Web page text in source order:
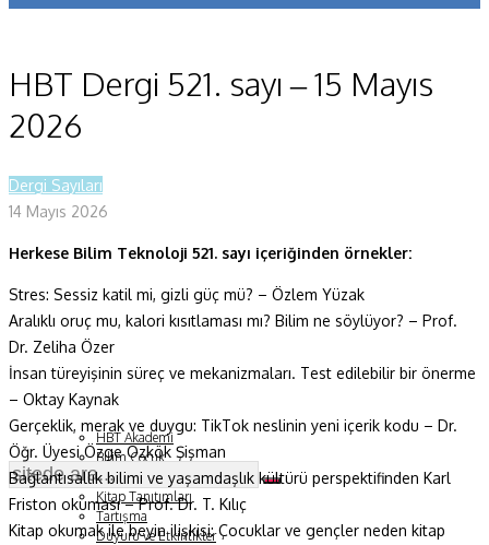
Makaleler
Yaşam Bilimleri
Gezegenimiz
Teknoyaşam
Fazlası
HBT Akademi
Bilim Çocuk
Soru ve Yanıt
Kitap Tanıtımları
Tartışma
Duyuru ve Etkinlikler
HBT Dergi 521. sayı – 15 Mayıs
2026
Dergi Sayıları
14 Mayıs 2026
Herkese Bilim Teknoloji 521. sayı içeriğinden örnekler:
Stres: Sessiz katil mi, gizli güç mü? – Özlem Yüzak
Aralıklı oruç mu, kalori kısıtlaması mı? Bilim ne söylüyor? – Prof.
Dr. Zeliha Özer
İnsan türeyişinin süreç ve mekanizmaları. Test edilebilir bir önerme
– Oktay Kaynak
Gerçeklik, merak ve duygu: TikTok neslinin yeni içerik kodu – Dr.
Öğr. Üyesi Özge Özkök Şişman
Bağlantısallık bilimi ve yaşamdaşlık kültürü perspektifinden Karl
Friston okuması – Prof. Dr. T. Kılıç
Kitap okumak ile beyin ilişkisi: Çocuklar ve gençler neden kitap